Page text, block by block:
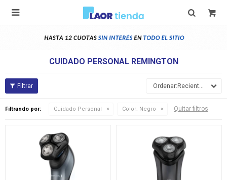

CUIDADO PERSONAL REMINGTON
Recientes
Filtrando por: Cuidado Personal Color: Negro Quitar filtros